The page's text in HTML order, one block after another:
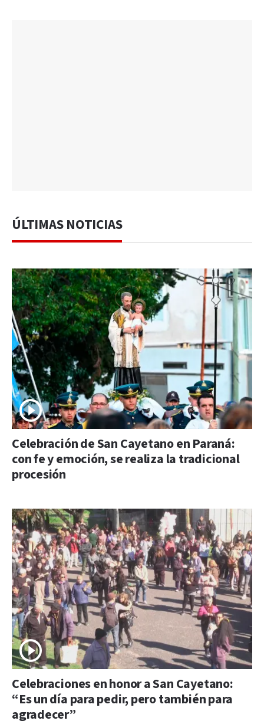
ÚLTIMAS NOTICIAS
Celebración de San Cayetano en Paraná:
con fe y emoción, se realiza la tradicional
procesión
Celebraciones en honor a San Cayetano:
“Es un día para pedir, pero también para
agradecer”